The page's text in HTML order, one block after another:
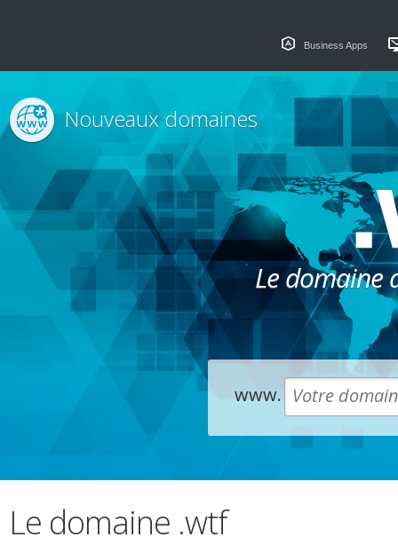
Business Apps
Le domaine
Nouveaux domaines
www.
Le domaine .wtf